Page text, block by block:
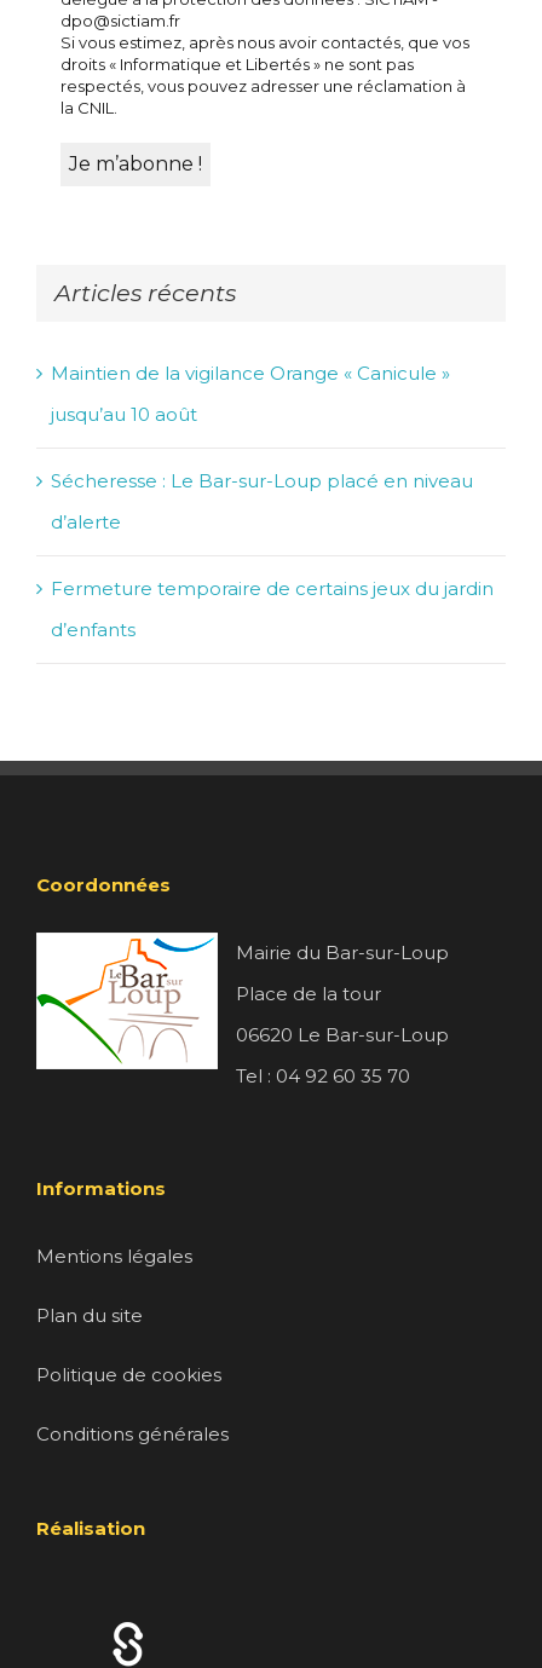
dpo@sictiam.fr
Si vous estimez, après nous avoir contactés, que vos
droits « Informatique et Libertés » ne sont pas
respectés, vous pouvez adresser une réclamation à
la CNIL.
Articles récents
Maintien de la vigilance Orange « Canicule »
jusqu’au 10 août
Sécheresse : Le Bar-sur-Loup placé en niveau
d’alerte
Fermeture temporaire de certains jeux du jardin
d’enfants
Coordonnées
Mairie du Bar-sur-Loup
Place de la tour
06620 Le Bar-sur-Loup
Tel : 04 92 60 35 70
Informations
Mentions légales
Plan du site
Politique de cookies
Conditions générales
Réalisation